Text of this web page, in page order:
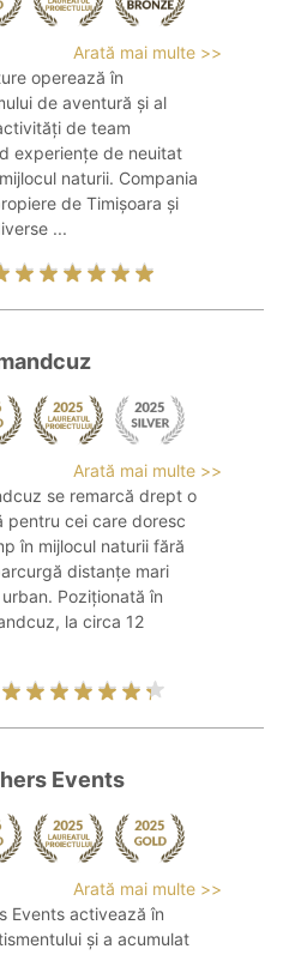
Arată mai multe >>
operează în
de aventură și al
de team
experiențe de neuitat
naturii. Compania
de Timișoara și
...
Arată mai multe >>
se remarcă drept o
pentru cei care doresc
în mijlocul naturii fără
distanțe mari
Poziționată în
la circa 12
Events
Arată mai multe >>
Events activează în
și a acumulat